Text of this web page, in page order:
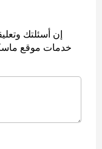
إن أسئلتك
خدمات موقع